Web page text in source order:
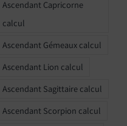
Ascendant Capricorne
calcul
Ascendant Gémeaux calcul
Ascendant Lion calcul
Ascendant Sagittaire calcul
Ascendant Scorpion calcul